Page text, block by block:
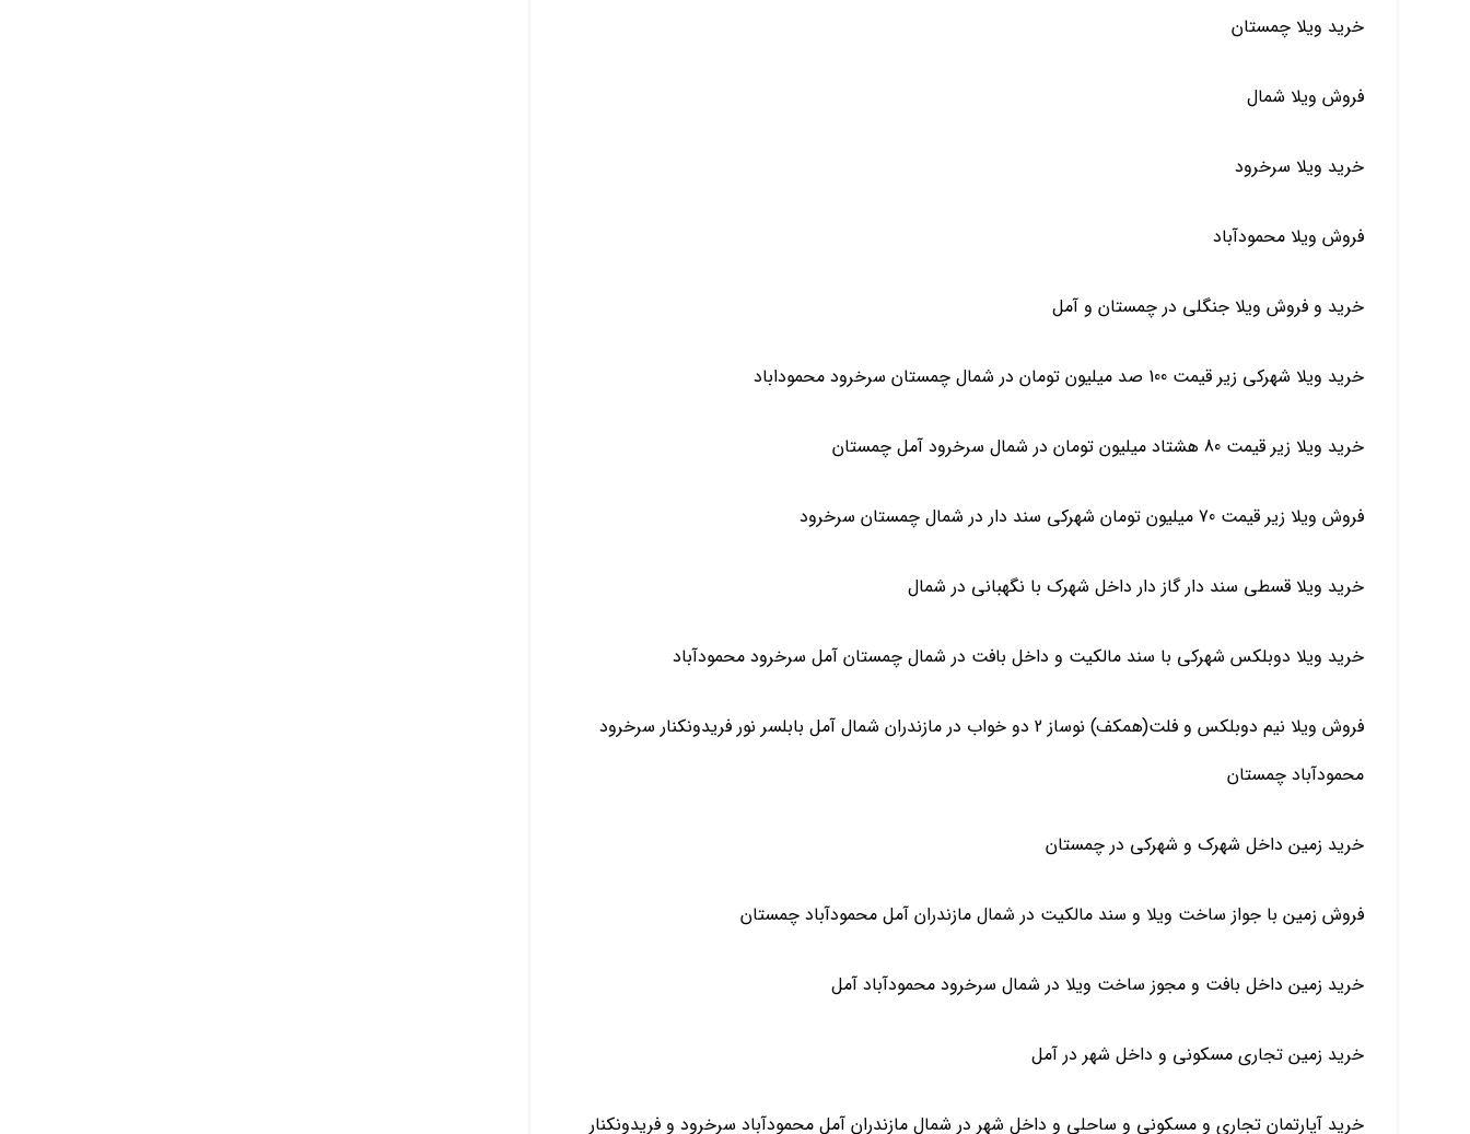
خرید ویلا چمستان
فروش ویلا شمال
خرید ویلا سرخرود
فروش ویلا محمودآباد
خرید و فروش ویلا جنگلی در چمستان و آمل
خرید ویلا شهرکی زیر قیمت 100 صد میلیون تومان در شمال چمستان سرخرود محموداباد
خرید ویلا زیر قیمت 80 هشتاد میلیون تومان در شمال سرخرود آمل چمستان
فروش ویلا زیر قیمت 70 میلیون تومان شهرکی سند دار در شمال چمستان سرخرود
خرید ویلا قسطی سند دار گاز دار داخل شهرک با نگهبانی در شمال
خرید ویلا دوبلکس شهرکی با سند مالکیت و داخل بافت در شمال چمستان آمل سرخرود محمودآباد
فروش ویلا نیم دوبلکس و فلت(همکف) نوساز 2 دو خواب در مازندران شمال آمل بابلسر نور فریدونکنار سرخرود
محمودآباد چمستان
خرید زمین داخل شهرک و شهرکی در چمستان
فروش زمین با جواز ساخت ویلا و سند مالکیت در شمال مازندران آمل محمودآباد چمستان
خرید زمین داخل بافت و مجوز ساخت ویلا در شمال سرخرود محمودآباد آمل
خرید زمین تجاری مسکونی و داخل شهر در آمل
خرید آپارتمان تجاری و مسکونی و ساحلی و داخل شهر در شمال مازندران آمل محمودآباد سرخرود و فریدونکنار